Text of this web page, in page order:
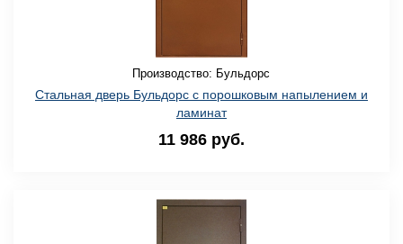
Производство: Бульдорс
Стальная дверь Бульдорс с порошковым напылением и
ламинат
11 986 руб.